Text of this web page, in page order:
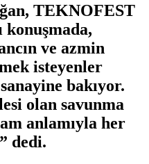
TEKNOFEST
konuşmada,
ve azmin
isteyenler
bakıyor.
olan savunma
anlamıyla her
dedi.